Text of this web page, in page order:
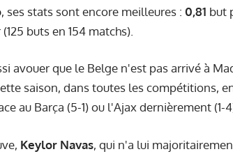
, ses stats sont encore meilleures : 0,81 but
buts en 154 matchs).
avouer que le Belge n'est pas arrivé à
saison, dans toutes les compétitions,
au Barça (5-1) ou l'Ajax dernièrement (1-
Keylor Navas, qui n'a lui